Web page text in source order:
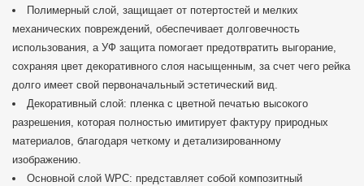
Полимерный слой, защищает от потертостей и мелких
механических повреждений, обеспечивает долговечность
использования, а УФ защита помогает предотвратить выгорание,
сохраняя цвет декоративного слоя насыщенным, за счет чего рейка
долго имеет свой первоначальный эстетический вид.
Декоративный слой: пленка с цветной печатью высокого
разрешения, которая полностью имитирует фактуру природных
материалов, благодаря четкому и детализированному
изображению.
Основной слой WPC: представляет собой композитный